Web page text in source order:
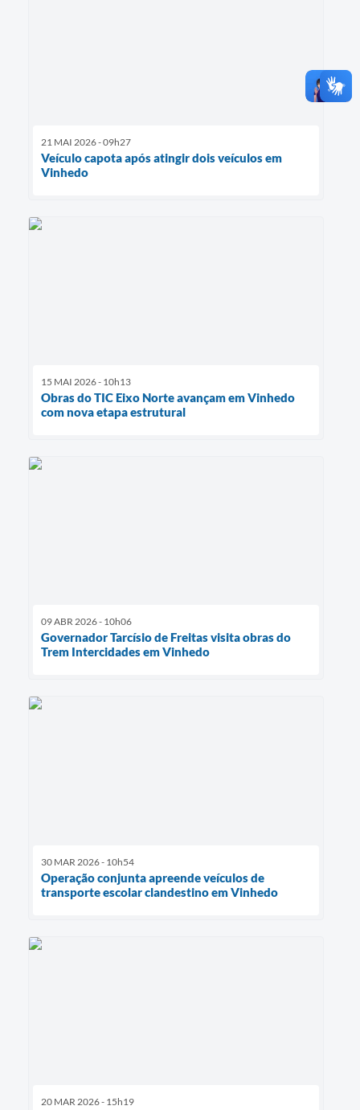
21 MAI 2026 - 09h27
Veículo capota após atingir dois veículos em
Vinhedo
15 MAI 2026 - 10h13
Obras do TIC Eixo Norte avançam em Vinhedo
com nova etapa estrutural
09 ABR 2026 - 10h06
Governador Tarcísio de Freitas visita obras do
Trem Intercidades em Vinhedo
30 MAR 2026 - 10h54
Operação conjunta apreende veículos de
transporte escolar clandestino em Vinhedo
20 MAR 2026 - 15h19